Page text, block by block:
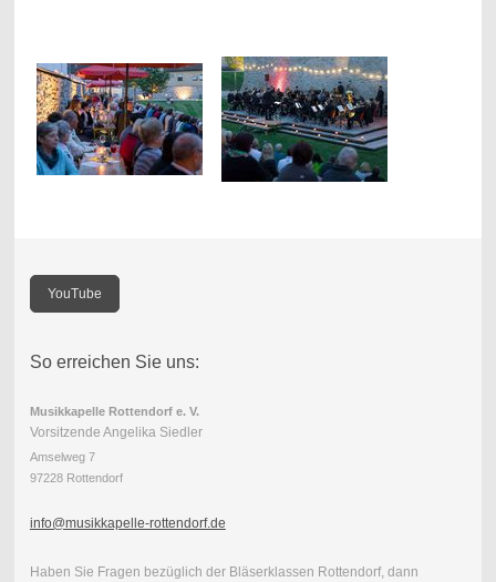
YouTube
So erreichen Sie uns:
Musikkapelle Rottendorf e. V.
Vorsitzende Angelika Siedler
Amselweg 7
97228 Rottendorf
info@musikkapelle-rottendorf.de
Haben Sie Fragen bezüglich der Bläserklassen Rottendorf, dann